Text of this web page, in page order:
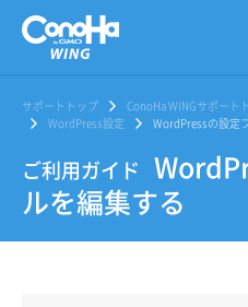
サポートトップ ConoHa WINGサポート
WordPress設定
WordPressの設定
ご利用ガイド
ルを編集する